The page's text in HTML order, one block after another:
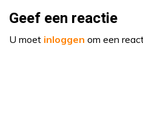
Geef een reactie
U moet inloggen om een